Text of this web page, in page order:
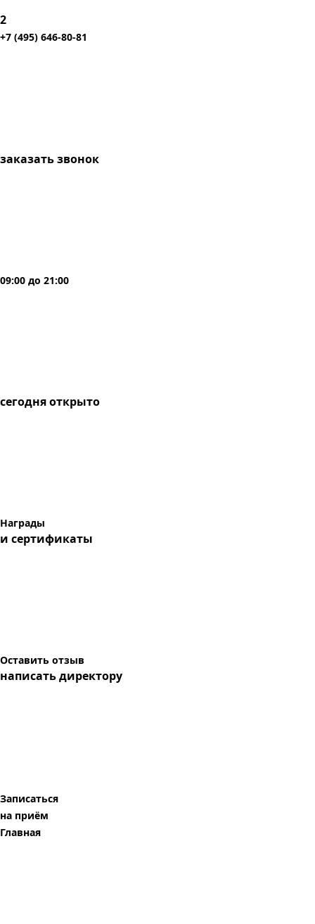
2
+7 (495) 646-80-81
заказать звонок
09:00 до 21:00
сегодняоткрыто
Награды
и сертификаты
Оставить отзыв
написать директору
Записаться
на приём
Главная